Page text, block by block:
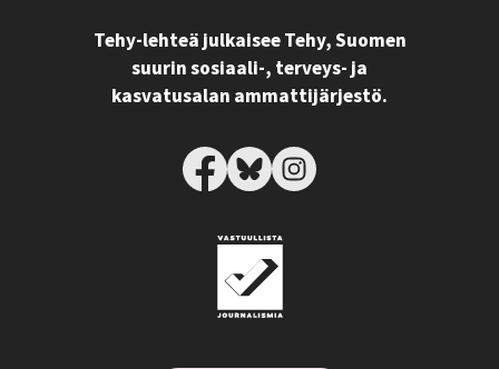
Tehy-lehteä julkaisee Tehy, Suomen
suurin sosiaali-, terveys- ja
kasvatusalan ammattijärjestö.